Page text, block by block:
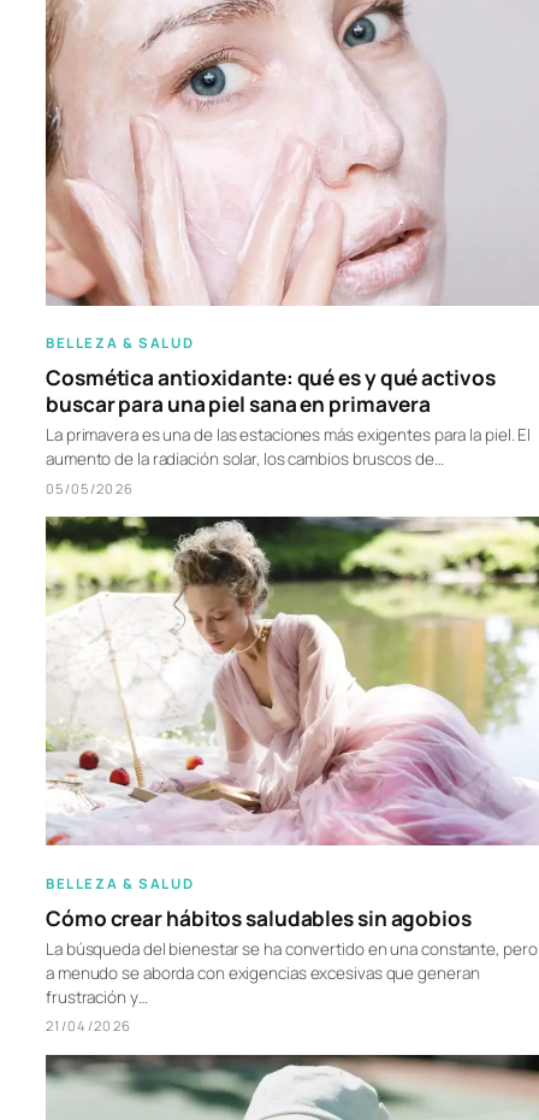
BELLEZA & SALUD
Cosmética antioxidante: qué es y qué activos
buscar para una piel sana en primavera
La primavera es una de las estaciones más exigentes para la piel. El
aumento de la radiación solar, los cambios bruscos de…
05/05/2026
BELLEZA & SALUD
Cómo crear hábitos saludables sin agobios
La búsqueda del bienestar se ha convertido en una constante, pero
a menudo se aborda con exigencias excesivas que generan
frustración y…
21/04/2026